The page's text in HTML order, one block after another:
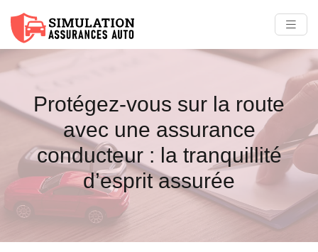
Protégez-vous sur la route
avec une assurance
conducteur : la tranquillité
d’esprit assurée